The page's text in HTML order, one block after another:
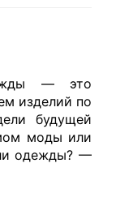
— это
изделий по
будущей
моды или
одежды? —